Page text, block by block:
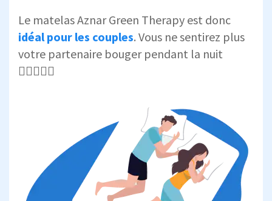
Le matelas Aznar Green Therapy est donc
idéal pour les couples. Vous ne sentirez plus
votre partenaire bouger pendant la nuit
👩🏿‍❤️‍👨🏻